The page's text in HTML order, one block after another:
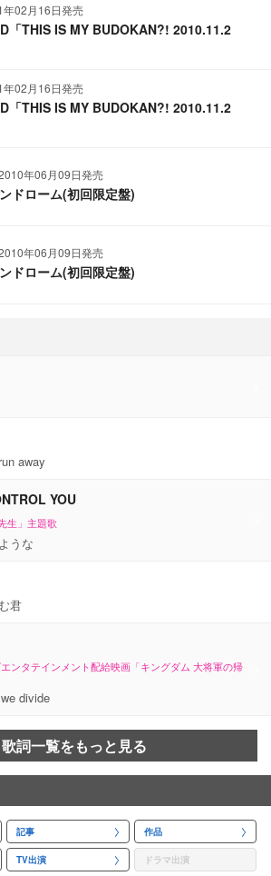
年02月16日発売
「THIS IS MY BUDOKAN?! 2010.11.2
年02月16日発売
「THIS IS MY BUDOKAN?! 2010.11.2
年06月09日発売
ドローム(初回限定盤)
年06月09日発売
ドローム(初回限定盤)
away
YOU
生」主題歌
うな
君
ンタテインメント配給映画「キングダム 大将軍の帰
divide
歌詞一覧をもっと見る
記事 作品
TV出演 ドラマ出演